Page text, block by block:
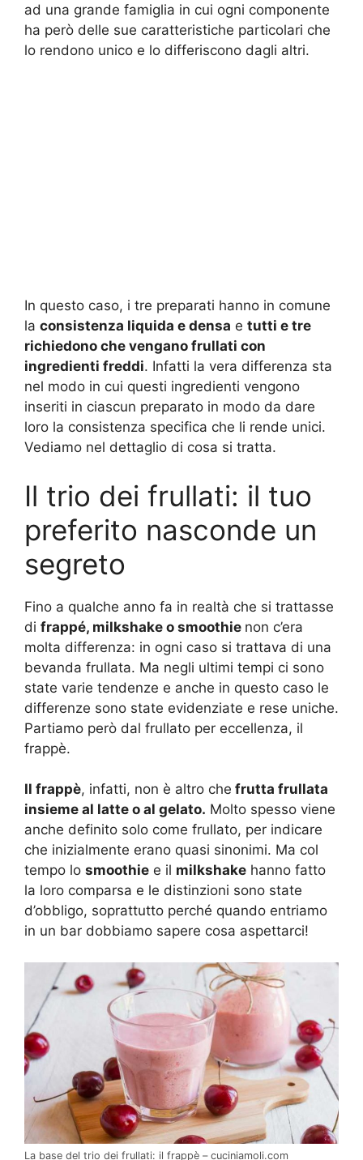
ad una grande famiglia in cui ogni componente
ha però delle sue caratteristiche particolari che
lo rendono unico e lo differiscono dagli altri.
In questo caso, i tre preparati hanno in comune
la consistenza liquida e densa e tutti e tre
richiedono che vengano frullati con
ingredienti freddi. Infatti la vera differenza sta
nel modo in cui questi ingredienti vengono
inseriti in ciascun preparato in modo da dare
loro la consistenza specifica che li rende unici.
Vediamo nel dettaglio di cosa si tratta.
Il trio dei frullati: il tuo
preferito nasconde un
segreto
Fino a qualche anno fa in realtà che si trattasse
di frappé, milkshake o smoothie non c’era
molta differenza: in ogni caso si trattava di una
bevanda frullata. Ma negli ultimi tempi ci sono
state varie tendenze e anche in questo caso le
differenze sono state evidenziate e rese uniche.
Partiamo però dal frullato per eccellenza, il
frappè.
Il frappè, infatti, non è altro che frutta frullata
insieme al latte o al gelato. Molto spesso viene
anche definito solo come frullato, per indicare
che inizialmente erano quasi sinonimi. Ma col
tempo lo smoothie e il milkshake hanno fatto
la loro comparsa e le distinzioni sono state
d’obbligo, soprattutto perché quando entriamo
in un bar dobbiamo sapere cosa aspettarci!
La base del trio dei frullati: il frappè – cuciniamoli.com